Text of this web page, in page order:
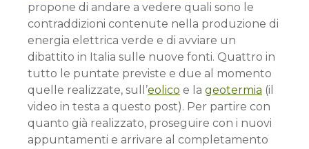
propone di andare a vedere quali sono le
contraddizioni contenute nella produzione di
energia elettrica verde e di avviare un
dibattito in Italia sulle nuove fonti. Quattro in
tutto le puntate previste e due al momento
quelle realizzate, sull’eolico e la geotermia (il
video in testa a questo post). Per partire con
quanto già realizzato, proseguire con i nuovi
appuntamenti e arrivare al completamento